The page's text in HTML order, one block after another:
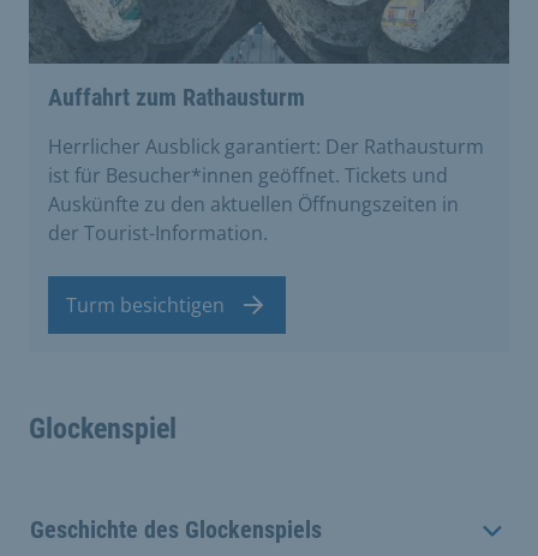
Auffahrt zum Rathausturm
Herrlicher Ausblick garantiert: Der Rathausturm
ist für Besucher*innen geöffnet. Tickets und
Auskünfte zu den aktuellen Öffnungszeiten in
der Tourist-Information.
Turm besichtigen
Glockenspiel
Geschichte des Glockenspiels